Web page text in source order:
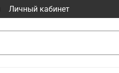
Личный кабинет